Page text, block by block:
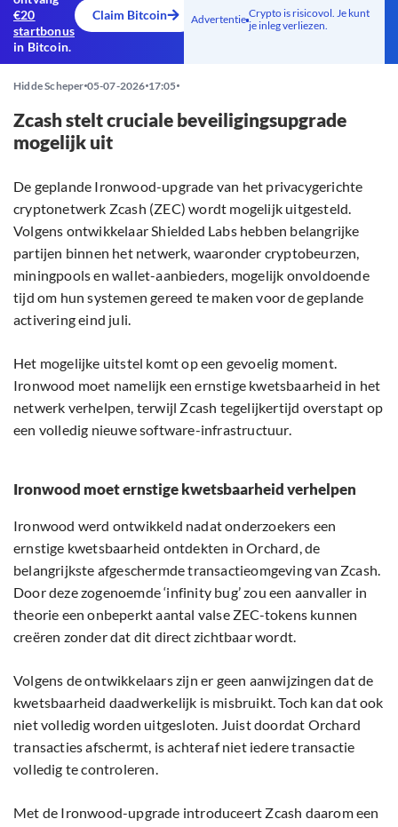
€20
startbonus
in Bitcoin.
Claim Bitcoin Advertentie Crypto is risicovol. Je kunt
je inleg verliezen.
Hidde Scheper 05-07-2026 17:05
Zcash stelt cruciale beveiligingsupgrade
mogelijk uit
De geplande Ironwood-upgrade van het privacygerichte
cryptonetwerk Zcash (ZEC) wordt mogelijk uitgesteld.
Volgens ontwikkelaar Shielded Labs hebben belangrijke
partijen binnen het netwerk, waaronder cryptobeurzen,
miningpools en wallet-aanbieders, mogelijk onvoldoende
tijd om hun systemen gereed te maken voor de geplande
activering eind juli.
Het mogelijke uitstel komt op een gevoelig moment.
Ironwood moet namelijk een ernstige kwetsbaarheid in het
netwerk verhelpen, terwijl Zcash tegelijkertijd overstapt op
een volledig nieuwe software-infrastructuur.
Ironwood moet ernstige kwetsbaarheid verhelpen
Ironwood werd ontwikkeld nadat onderzoekers een
ernstige kwetsbaarheid ontdekten in Orchard, de
belangrijkste afgeschermde transactieomgeving van Zcash.
Door deze zogenoemde ‘infinity bug’ zou een aanvaller in
theorie een onbeperkt aantal valse ZEC-tokens kunnen
creëren zonder dat dit direct zichtbaar wordt.
Volgens de ontwikkelaars zijn er geen aanwijzingen dat de
kwetsbaarheid daadwerkelijk is misbruikt. Toch kan dat ook
niet volledig worden uitgesloten. Juist doordat Orchard
transacties afschermt, is achteraf niet iedere transactie
volledig te controleren.
Met de Ironwood-upgrade introduceert Zcash daarom een